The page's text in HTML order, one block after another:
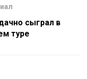
сыграл в
туре